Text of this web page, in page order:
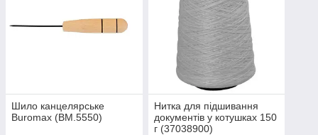
Шило канцелярське
Buromax (BM.5550)
Нитка для підшивання
документів у котушках 150
г (37038900)